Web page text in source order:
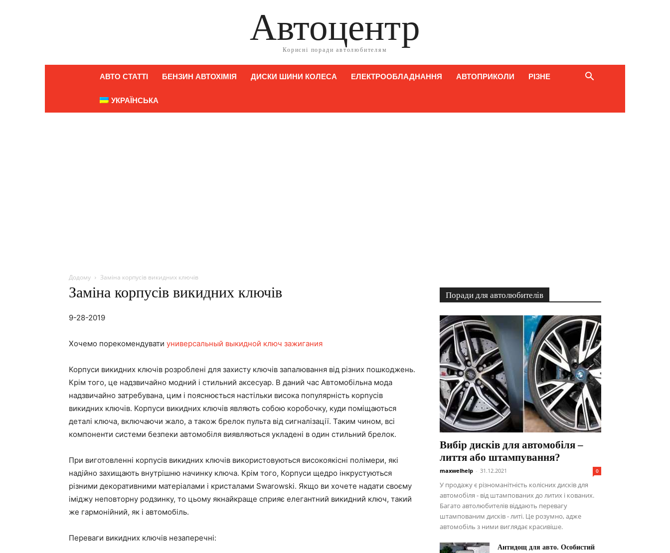
Автоцентр
Корисні поради автолюбителям
АВТО СТАТТІ БЕНЗИН АВТОХІМІЯ ДИСКИ ШИНИ КОЛЕСА ЕЛЕКТРООБЛАДНАННЯ АВТОПРИКОЛИ РІЗНЕ
УКРАЇНСЬКА
Додому Заміна корпусів викидних ключів
Заміна корпусів викидних ключів
9-28-2019
Хочемо порекомендувати универсальный выкидной ключ зажигания
Корпуси викидних ключів розроблені для захисту ключів запалювання від різних пошкоджень.
Крім того, це надзвичайно модний і стильний аксесуар. В даний час Автомобільна мода
надзвичайно затребувана, цим і пояснюється настільки висока популярність корпусів
викидних ключів. Корпуси викидних ключів являють собою коробочку, куди поміщаються
деталі ключа, включаючи жало, а також брелок пульта від сигналізації. Таким чином, всі
компоненти системи безпеки автомобіля виявляються укладені в один стильний брелок.
При виготовленні корпусів викидних ключів використовуються високоякісні полімери, які
надійно захищають внутрішню начинку ключа. Крім того, Корпуси щедро інкрустуються
різними декоративними матеріалами і кристалами Swarowski. Якщо ви хочете надати своєму
іміджу неповторну родзинку, то цьому якнайкраще сприяє елегантний викидний ключ, такий
же гармонійний, як і автомобіль.
Переваги викидних ключів незаперечні:
Поради для автолюбителів
Вибір дисків для автомобіля –
лиття або штампування?
maxwelhelp - 31.12.2021 0
У продажу є різноманітність колісних дисків для
автомобіля - від штампованих до литих і кованих.
Багато автолюбителів віддають перевагу
штампованим дисків - литі. Це розумно, адже
автомобіль з ними виглядає красивіше.
Антидощ для авто. Особистий